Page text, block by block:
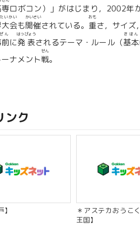
ロボコン）」がはじまり，2002年
会
いかい
も開催
かいさい
されている。 重
おも
さ，サイズ，
ん
に発表
はっぴょう
されるテーマ・ルール（基本
きほん
ナメント戦
せん
。
ンク
＊アステカおうこ
王国】